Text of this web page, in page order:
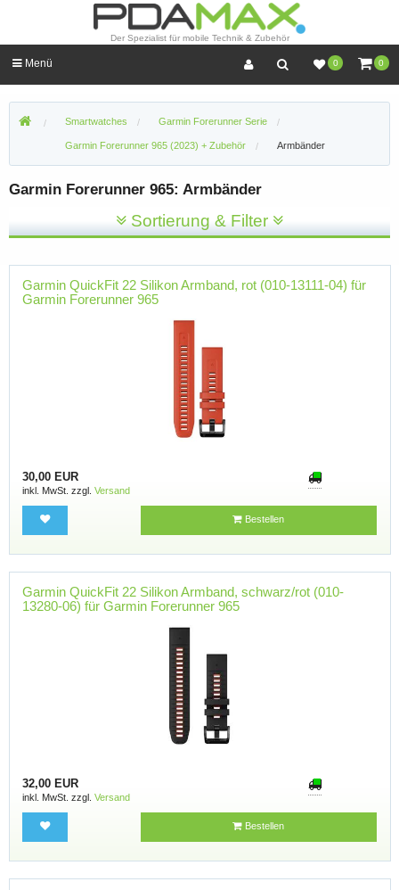
Der Spezialist für mobile Technik & Zubehör
0 0
Menü
Smartwatches Garmin Forerunner Serie
Garmin Forerunner 965 (2023) + Zubehör Armbänder
Garmin Forerunner 965: Armbänder
Sortierung & Filter
Garmin QuickFit 22 Silikon Armband, rot (010-13111-04) für
Garmin Forerunner 965
30,00 EUR
inkl. MwSt. zzgl. Versand
Bestellen
Garmin QuickFit 22 Silikon Armband, schwarz/rot (010-
13280-06) für Garmin Forerunner 965
32,00 EUR
inkl. MwSt. zzgl. Versand
Bestellen